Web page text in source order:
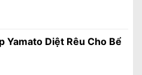
Yamato Diệt Rêu Cho Bể